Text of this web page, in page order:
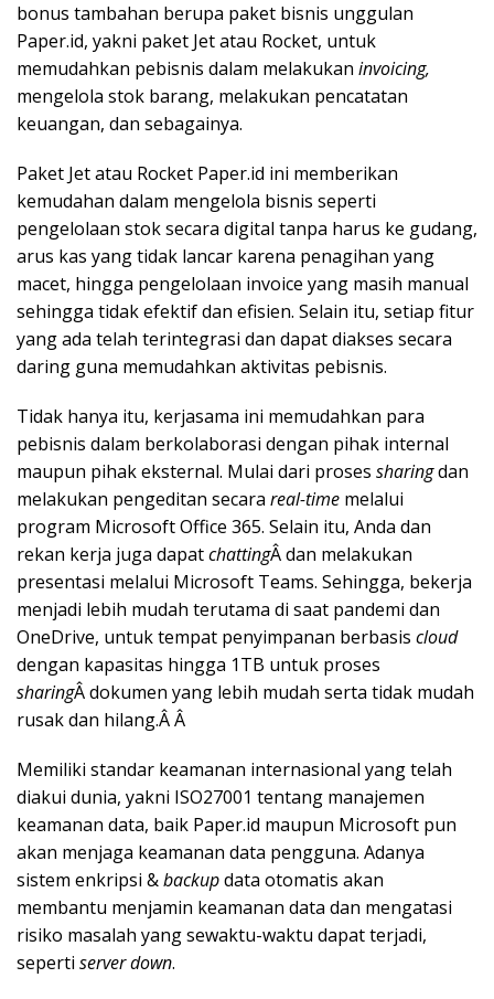
bonus tambahan berupa paket bisnis unggulan
Paper.id, yakni paket Jet atau Rocket, untuk
memudahkan pebisnis dalam melakukan invoicing,
mengelola stok barang, melakukan pencatatan
keuangan, dan sebagainya.
Paket Jet atau Rocket Paper.id ini memberikan
kemudahan dalam mengelola bisnis seperti
pengelolaan stok secara digital tanpa harus ke gudang,
arus kas yang tidak lancar karena penagihan yang
macet, hingga pengelolaan invoice yang masih manual
sehingga tidak efektif dan efisien. Selain itu, setiap fitur
yang ada telah terintegrasi dan dapat diakses secara
daring guna memudahkan aktivitas pebisnis.
Tidak hanya itu, kerjasama ini memudahkan para
pebisnis dalam berkolaborasi dengan pihak internal
maupun pihak eksternal. Mulai dari proses sharingdan
melakukan pengeditan secara real-time melalui
program Microsoft Office 365. Selain itu, Anda dan
rekan kerja juga dapatchattingÂ dan melakukan
presentasi melalui Microsoft Teams. Sehingga, bekerja
menjadi lebih mudah terutama di saat pandemi dan
OneDrive, untuk tempat penyimpanan berbasis cloud
dengan kapasitas hingga 1TB untuk proses
sharingÂ dokumen yang lebih mudah serta tidak mudah
rusak dan hilang.Â Â
Memiliki standar keamanan internasional yang telah
diakui dunia, yakni ISO27001 tentang manajemen
keamanan data, baik Paper.id maupun Microsoft pun
akan menjaga keamanan data pengguna. Adanya
sistem enkripsi &backupdata otomatis akan
membantu menjamin keamanan data dan mengatasi
risiko masalah yang sewaktu-waktu dapat terjadi,
seperti server down.